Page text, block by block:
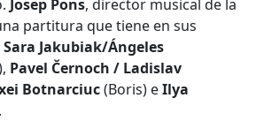
Josep Pons, director musical de la
partitura que tiene en sus
Sara Jakubiak/Ángeles
Pavel Černoch / Ladislav
Botnarciuc(Boris) eIlya